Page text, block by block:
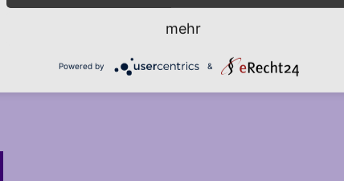
mehr
Powered by &